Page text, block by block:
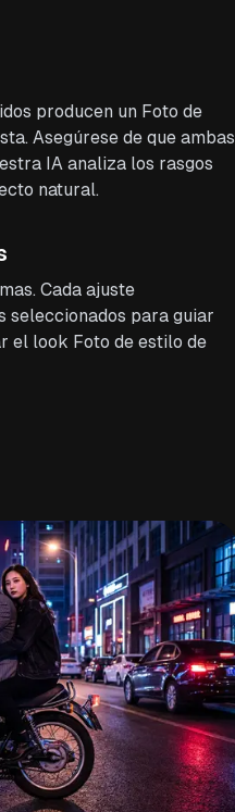
producen un Foto de
Asegúrese de que ambas
IA analiza los rasgos
natural.
Cada ajuste
seleccionados para guiar
el look Foto de estilo de